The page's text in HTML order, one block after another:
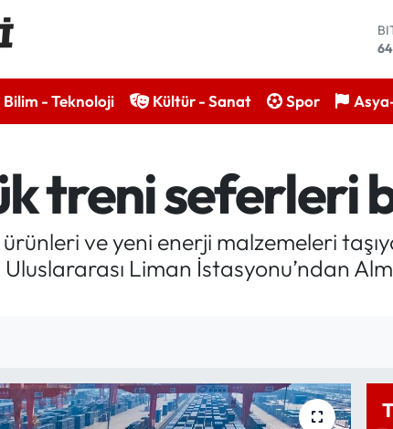
Bilim - Teknoloji Kültür - Sanat Spor
treni seferleri
ve yeni enerji malzemeleri
Liman İstasyonu’ndan